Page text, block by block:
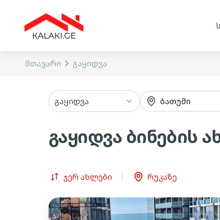
მთავარი გაყიდვა
გაყიდვა ბათუმი
გაყიდვა ბინების
ჯერ ახლები რუკაზე